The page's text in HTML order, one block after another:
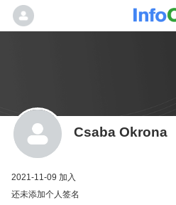
Csaba Okrona
2021-11-09 加入
还未添加个人签名